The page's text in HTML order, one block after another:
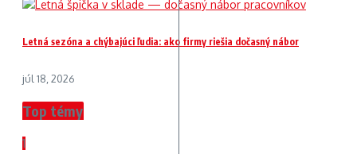
Letná sezóna a chýbajúci ľudia: ako firmy riešia dočasný nábor
júl 18, 2026
Top témy
1